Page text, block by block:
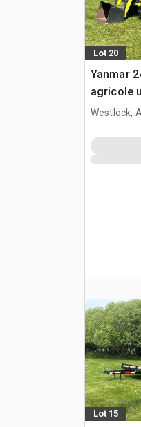
Lot 20
Yanmar
agricole
Westlock,
Lot 15